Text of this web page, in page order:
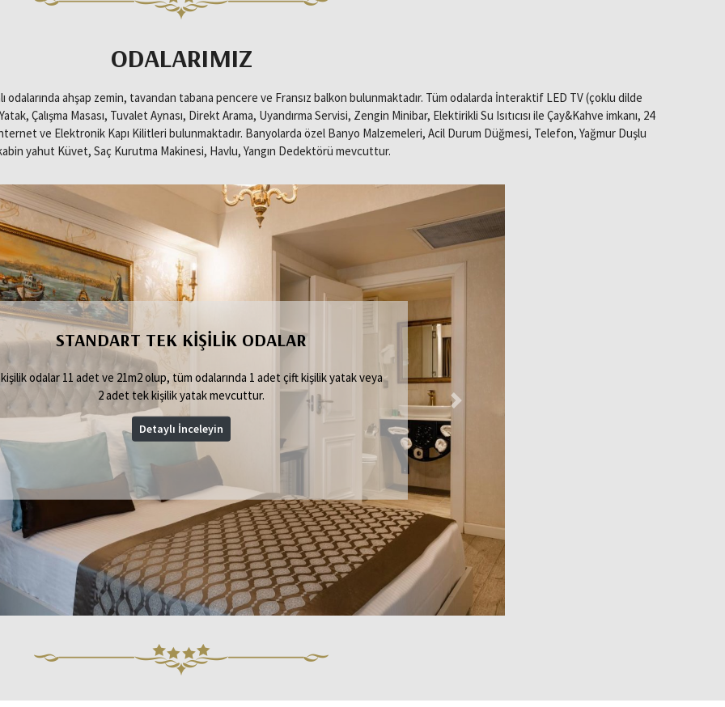
ODALARIMIZ
odalarında ahşap zemin, tavandan tabana pencere ve Fransız balkon bulunmaktadır. Tüm odalarda İnteraktif LED TV (çoklu dilde
Çalışma Masası, Tuvalet Aynası, Direkt Arama, Uyandırma Servisi, Zengin Minibar, Elektirikli Su Isıtıcısı ile Çay&Kahve imkanı, 24
ve Elektronik Kapı Kilitleri bulunmaktadır. Banyolarda özel Banyo Malzemeleri, Acil Durum Düğmesi, Telefon, Yağmur Duşlu
yahut Küvet, Saç Kurutma Makinesi, Havlu, Yangın Dedektörü mevcuttur.
ÇIFT KIŞILIK ODALAR
odalar 17 adet ve 21m2 olup, tüm odalarında 1 adet çift kişilik yatak veya
2 adet tek kişilik yatak mevcuttur.
Detaylı İnceleyin
Next